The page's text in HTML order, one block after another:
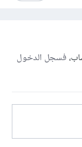
فسجل الدخول